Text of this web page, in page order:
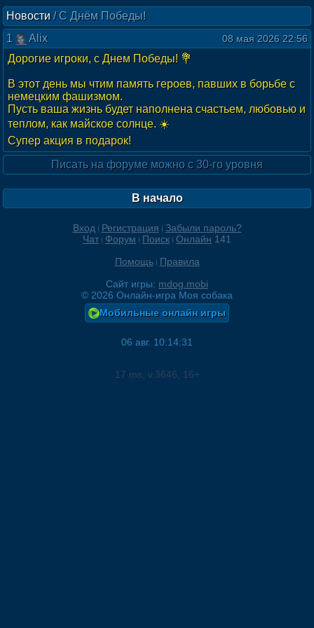
Новости / С Днём Победы!
1
Alix 08 мая 2026 22:56
Дорогие игроки, с Днем Победы! 💐
В этот день мы чтим память героев, павших в борьбе с
немецким фашизмом.
Пусть ваша жизнь будет наполнена счастьем, любовью и
теплом, как майское солнце. ☀️
Супер акция в подарок!
Писать на форуме можно с 30-го уровня
В начало
Вход Регистрация
Забыли пароль?
Чат
Форум Поиск Онлайн 141
Помощь
Правила
Сайт игры: mdog.mobi
© 2026 Онлайн-игра Моя собака
Мобильные онлайн игры
06 авг. 10:14:31
17 ms, v.3646, 16+